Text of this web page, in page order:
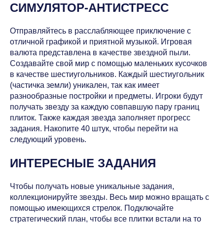
СИМУЛЯТОР-АНТИСТРЕСС
Отправляйтесь в расслабляющее приключение с
отличной графикой и приятной музыкой. Игровая
валюта представлена в качестве звездной пыли.
Создавайте свой мир с помощью маленьких кусочков
в качестве шестиугольников. Каждый шестиугольник
(частичка земли) уникален, так как имеет
разнообразные постройки и предметы. Игроки будут
получать звезду за каждую совпавшую пару границ
плиток. Также каждая звезда заполняет прогресс
задания. Накопите 40 штук, чтобы перейти на
следующий уровень.
ИНТЕРЕСНЫЕ ЗАДАНИЯ
Чтобы получать новые уникальные задания,
коллекционируйте звезды. Весь мир можно вращать с
помощью имеющихся стрелок. Подключайте
стратегический план, чтобы все плитки встали на то